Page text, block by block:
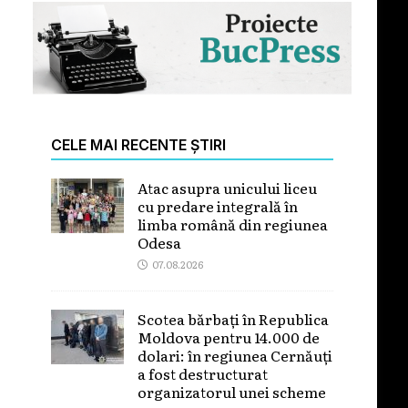
CELE MAI RECENTE ȘTIRI
Atac asupra unicului liceu
cu predare integrală în
limba română din regiunea
Odesa
07.08.2026
Scotea bărbați în Republica
Moldova pentru 14.000 de
dolari: în regiunea Cernăuți
a fost destructurat
organizatorul unei scheme